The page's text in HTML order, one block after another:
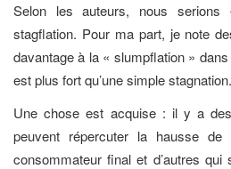
Selon les auteurs, nous
stagflation. Pour ma part, je note
davantage à la « slumpflation »
est plus fort qu’une simple stagnation.
Une chose est acquise : il y a
peuvent répercuter la hausse
consommateur final et d’autres